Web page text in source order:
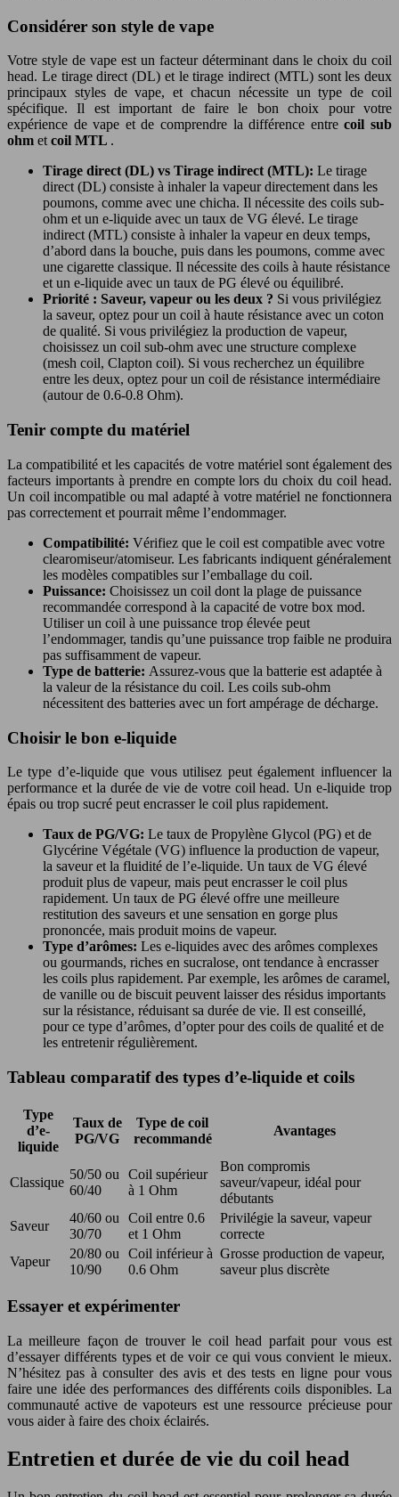
Considérer son style de vape
Votre style de vape est un facteur déterminant dans le choix du coil
head. Le tirage direct (DL) et le tirage indirect (MTL) sont les deux
principaux styles de vape, et chacun nécessite un type de coil
spécifique. Il est important de faire le bon choix pour votre
expérience de vape et de comprendre la différence entrecoil sub
ohm et coil MTL .
Tirage direct (DL) vs Tirage indirect (MTL): Le tirage
direct (DL) consiste à inhaler la vapeur directement dans les
poumons, comme avec une chicha. Il nécessite des coils sub-
ohm et un e-liquide avec un taux de VG élevé. Le tirage
indirect (MTL) consiste à inhaler la vapeur en deux temps,
d’abord dans la bouche, puis dans les poumons, comme avec
une cigarette classique. Il nécessite des coils à haute résistance
et un e-liquide avec un taux de PG élevé ou équilibré.
Priorité : Saveur, vapeur ou les deux ? Si vous privilégiez
la saveur, optez pour un coil à haute résistance avec un coton
de qualité. Si vous privilégiez la production de vapeur,
choisissez un coil sub-ohm avec une structure complexe
(mesh coil, Clapton coil). Si vous recherchez un équilibre
entre les deux, optez pour un coil de résistance intermédiaire
(autour de 0.6-0.8 Ohm).
Tenir compte du matériel
La compatibilité et les capacités de votre matériel sont également des
facteurs importants à prendre en compte lors du choix du coil head.
Un coil incompatible ou mal adapté à votre matériel ne fonctionnera
pas correctement et pourrait même l’endommager.
Compatibilité: Vérifiez que le coil est compatible avec votre
clearomiseur/atomiseur. Les fabricants indiquent généralement
les modèles compatibles sur l’emballage du coil.
Puissance: Choisissez un coil dont la plage de puissance
recommandée correspond à la capacité de votre box mod.
Utiliser un coil à une puissance trop élevée peut
l’endommager, tandis qu’une puissance trop faible ne produira
pas suffisamment de vapeur.
Type de batterie: Assurez-vous que la batterie est adaptée à
la valeur de la résistance du coil. Les coils sub-ohm
nécessitent des batteries avec un fort ampérage de décharge.
Choisir le bon e-liquide
Le type d’e-liquide que vous utilisez peut également influencer la
performance et la durée de vie de votre coil head. Un e-liquide trop
épais ou trop sucré peut encrasser le coil plus rapidement.
Taux de PG/VG: Le taux de Propylène Glycol (PG) et de
Glycérine Végétale (VG) influence la production de vapeur,
la saveur et la fluidité de l’e-liquide. Un taux de VG élevé
produit plus de vapeur, mais peut encrasser le coil plus
rapidement. Un taux de PG élevé offre une meilleure
restitution des saveurs et une sensation en gorge plus
prononcée, mais produit moins de vapeur.
Type d’arômes: Les e-liquides avec des arômes complexes
ou gourmands, riches en sucralose, ont tendance à encrasser
les coils plus rapidement. Par exemple, les arômes de caramel,
de vanille ou de biscuit peuvent laisser des résidus importants
sur la résistance, réduisant sa durée de vie. Il est conseillé,
pour ce type d’arômes, d’opter pour des coils de qualité et de
les entretenir régulièrement.
Tableau comparatif des types d’e-liquide et coils
Type
d’e-
liquide
Taux de
PG/VG
Type de coil
recommandé
Avantages
Classique
50/50 ou
60/40
Coil supérieur
à 1 Ohm
Bon compromis
saveur/vapeur, idéal pour
débutants
Saveur
40/60 ou
30/70
Coil entre 0.6
et 1 Ohm
Privilégie la saveur, vapeur
correcte
Vapeur
20/80 ou
10/90
Coil inférieur à
0.6 Ohm
Grosse production de vapeur,
saveur plus discrète
Essayer et expérimenter
La meilleure façon de trouver le coil head parfait pour vous est
d’essayer différents types et de voir ce qui vous convient le mieux.
N’hésitez pas à consulter des avis et des tests en ligne pour vous
faire une idée des performances des différents coils disponibles. La
communauté active de vapoteurs est une ressource précieuse pour
vous aider à faire des choix éclairés.
Entretien et durée de vie du coil head